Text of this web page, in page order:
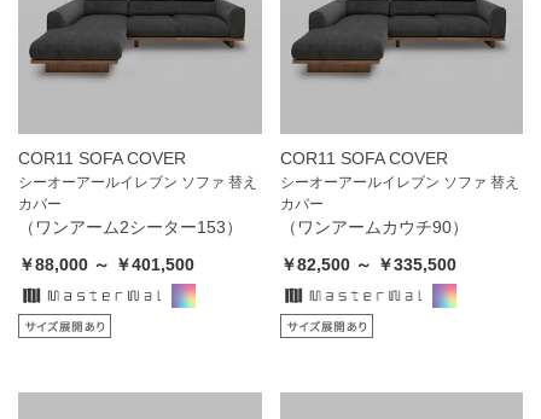
COR11 SOFA COVER
シーオーアールイレブン ソファ 替え
カバー
（ワンアーム2シーター153）
￥88,000 ～ ￥401,500
COR11 SOFA COVER
シーオーアールイレブン ソファ 替え
カバー
（ワンアームカウチ90）
￥82,500 ～ ￥335,500